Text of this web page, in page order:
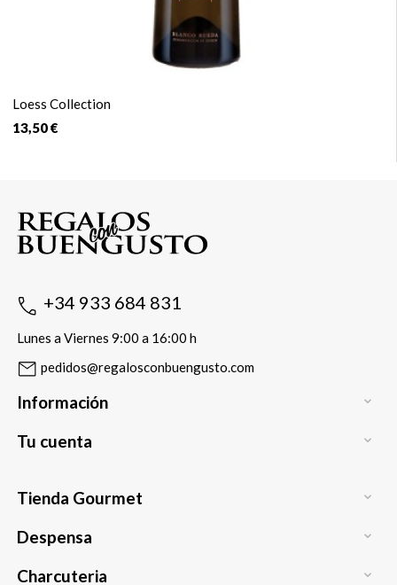
Loess Collection
13,50 €
+34 933 684 831
Lunes a Viernes 9:00 a 16:00 h
pedidos@regalosconbuengusto.com
Información 
Tu cuenta 
Tienda Gourmet 
Despensa 
Charcuteria 